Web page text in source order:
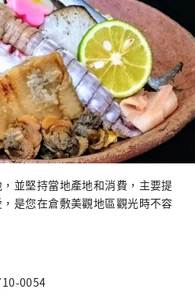
並堅持當地產地和消費，主要提
是您在倉敷美觀地區觀光時不容
0054